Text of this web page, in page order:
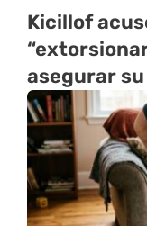
Kicillof
asegurar